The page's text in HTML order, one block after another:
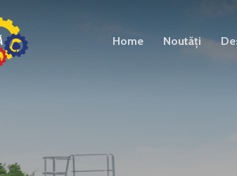
Home Noutăți